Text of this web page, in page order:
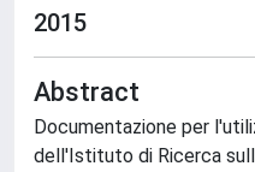
2015
Abstract
Documentazione per
dell'Istituto di Ricerca